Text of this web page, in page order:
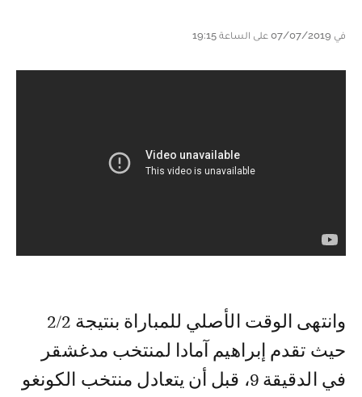
في 07/07/2019 على الساعة 19:15
وانتهى الوقت الأصلي للمباراة بنتيجة 2/2
حيث تقدم إبراهيم آمادا لمنتخب مدغشقر
في الدقيقة 9، قبل أن يتعادل منتخب الكونغو